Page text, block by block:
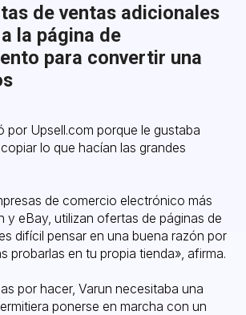
de ventas adicionales
la página de
para convertir una
por Upsell.com porque le gustaba
lo que hacían las grandes
de comercio electrónico más
y eBay, utilizan ofertas de páginas de
difícil pensar en una buena razón por
probarlas en tu propia tienda», afirma.
por hacer, Varun necesitaba una
ponerse en marcha con un